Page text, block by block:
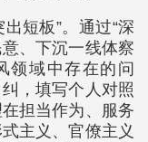
短板”。通过“深
、下沉一线体察
领域中存在的问
，填写个人对照
担当作为、服务
主义、官僚主义